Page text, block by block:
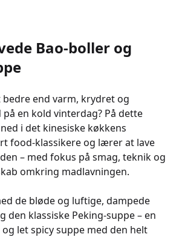
Bao-boller og
bedre end varm, krydret og
en kold vinterdag? På dette
i det kinesiske køkkens
food-klassikere og lærer at lave
– med fokus på smag, teknik og
omkring madlavningen.
de bløde og luftige, dampede
den klassiske Peking-suppe – en
let spicy suppe med den helt